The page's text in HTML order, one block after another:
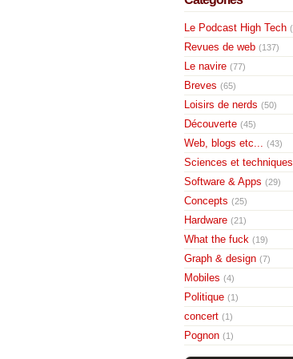
Le Podcast High Tech
Revues de web (137)
Le navire (77)
Breves (65)
Loisirs de nerds (50)
Découverte (45)
Web, blogs etc... (43)
Sciences et techniques
Software & Apps (29)
Concepts (25)
Hardware (21)
What the fuck (19)
Graph & design (7)
Mobiles (4)
Politique (1)
concert (1)
Pognon (1)